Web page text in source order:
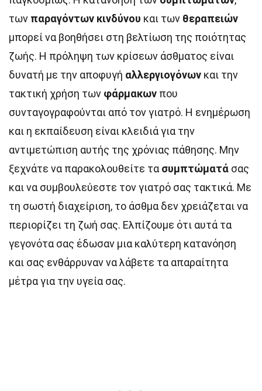
των παραγόντων κινδύνου και των θεραπειών
μπορεί να βοηθήσει στη βελτίωση της ποιότητας
ζωής. Η πρόληψη των κρίσεων άσθματος είναι
δυνατή με την αποφυγή αλλεργιογόνων και την
τακτική χρήση των φάρμακων που
συνταγογραφούνται από τον γιατρό. Η ενημέρωση
και η εκπαίδευση είναι κλειδιά για την
αντιμετώπιση αυτής της χρόνιας πάθησης. Μην
ξεχνάτε να παρακολουθείτε τα συμπτώματά σας
και να συμβουλεύεστε τον γιατρό σας τακτικά. Με
τη σωστή διαχείριση, το άσθμα δεν χρειάζεται να
περιορίζει τη ζωή σας. Ελπίζουμε ότι αυτά τα
γεγονότα σας έδωσαν μια καλύτερη κατανόηση
και σας ενθάρρυναν να λάβετε τα απαραίτητα
μέτρα για την υγεία σας.